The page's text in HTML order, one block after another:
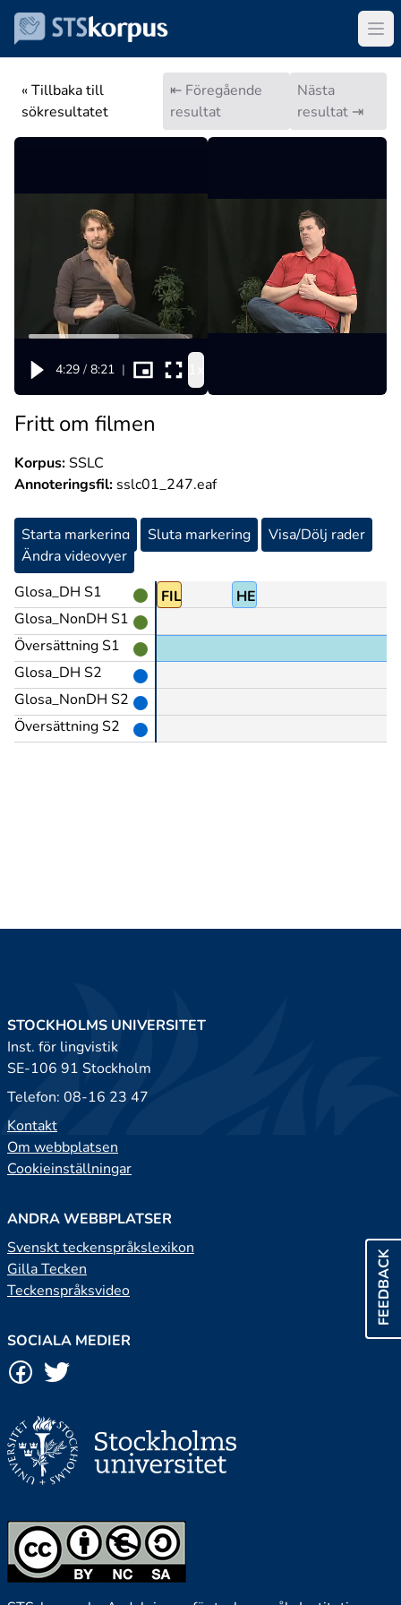
« Tillbaka till
sökresultatet
⇤ Föregående
resultat
Nästa
resultat ⇥
4:29 / 8:21 |
Fritt om filmen
Korpus:SSLC
Annoteringsfil: sslc01_247.eaf
Starta markering Sluta markering
Visa/Dölj rader
Ändra videovyer
Glosa_DH S1
Glosa_NonDH S1
Översättning S1
Glosa_DH S2
Glosa_NonDH S2
Översättning S2
FILM HETA
med 'United'.
FEEDBACK
STOCKHOLMS UNIVERSITET
Inst. för lingvistik
SE-106 91 Stockholm
Telefon: 08-16 23 47
Kontakt
Om webbplatsen
Cookieinställningar
ANDRA WEBBPLATSER
Svenskt teckenspråkslexikon
Gilla Tecken
Teckenspråksvideo
SOCIALA MEDIER